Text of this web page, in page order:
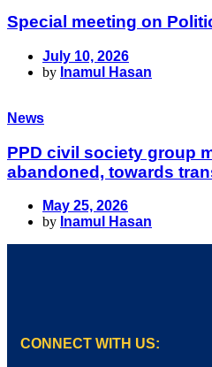
Special meeting on
July 10, 2026
by Inamul Hasan
News
PPD civil society group
abandoned, towards
May 25, 2026
by Inamul Hasan
CONNECT WITH US: